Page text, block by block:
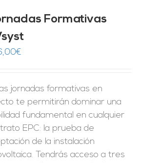
Formativas
€
jornadas formativas en
te permitirán dominar una
fundamental en cualquier
EPC: la prueba de
de la instalación
Tendrás acceso a tres